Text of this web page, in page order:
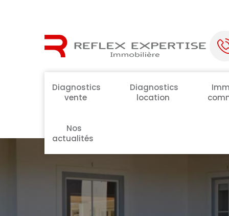
Diagnostics
vente
Diagnostics
location
Nos
actualités